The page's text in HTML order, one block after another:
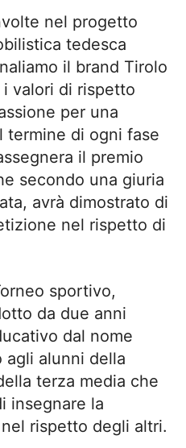
nel progetto
tedesca
il brand Tirolo
valori di rispetto
per una
termine di ogni fase
il premio
secondo una giuria
avrà dimostrato di
nel rispetto di
sportivo,
da due anni
dal nome
agli alunni della
terza media che
insegnare la
rispetto degli altri.